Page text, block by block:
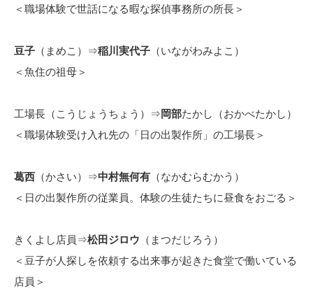
＜職場体験で世話になる暇な探偵事務所の所長＞
豆子 （まめこ）⇒稲川実代子 （いながわみよこ）
＜魚住の祖母＞
工場長（こうじょうちょう）⇒岡部たかし（おかべたかし）
＜職場体験受け入れ先の「日の出製作所」の工場長＞
葛西 （かさい）⇒中村無何有 （なかむらむかう）
＜日の出製作所の従業員。体験の生徒たちに昼食をおごる＞
きくよし店員⇒松田ジロウ （まつだじろう）
＜豆子が人探しを依頼する出来事が起きた食堂で働いている
店員＞